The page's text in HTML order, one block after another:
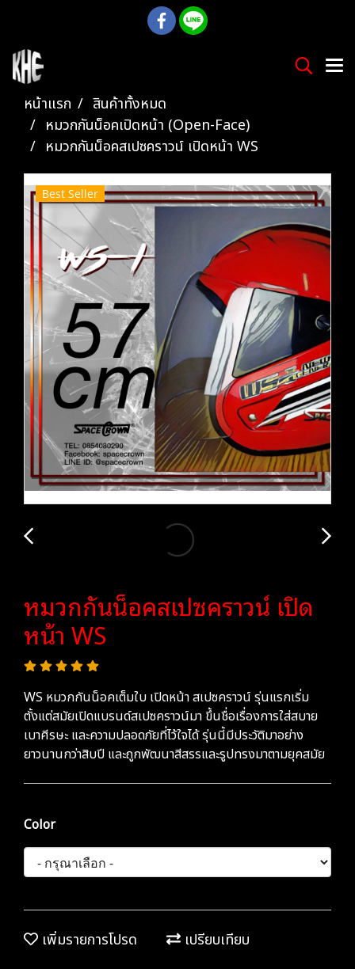
หน้าแรก
สินค้าทั้งหมด
หมวกกันน็อคเปิดหน้า (Open-Face)
หมวกกันน็อคสเปซคราวน์ เปิดหน้า WS
Best Seller
หมวกกันน็อคสเปซคราวน์ เปิด
หน้า WS
WS หมวกกันน็อคเต็มใบ เปิดหน้า สเปซคราวน์ รุ่นแรกเริ่ม
ตั้งแต่สมัยเปิดแบรนด์สเปซคราวน์มา ขึ้นชื่อเรื่องการใส่สบาย
เบาศีรษะ และความปลอดภัยที่ไว้ใจได้ รุ่นนี้มีประวัติมาอย่าง
ยาวนานกว่าสิบปี และถูกพัฒนาสีสรรและรูปทรงมาตามยุคสมัย
Color
เพิ่มรายการโปรด เปรียบเทียบ